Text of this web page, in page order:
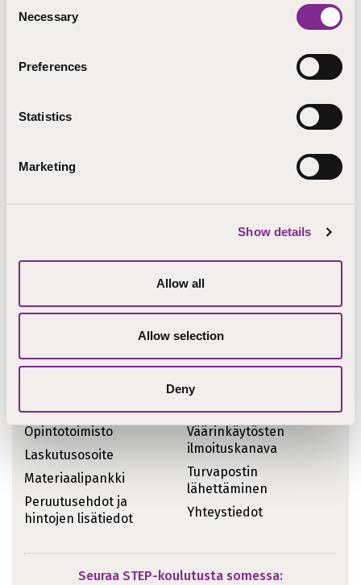
Selection
Necessary
Preferences
Statistics
Marketing
Show details
Allow all
Allow selection
Deny
Kirjoitukset
Meistä sanottua
Tapahtumat
Uutiskirje
Opintotoimisto
Laskutusosoite
Materiaalipankki
Peruutusehdot ja
hintojen lisätiedot
Väärinkäytösten
ilmoituskanava
Turvapostin
lähettäminen
Yhteystiedot
Seuraa STEP-koulutusta somessa: